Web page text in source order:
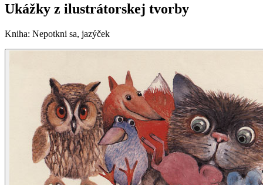
Ukážky z ilustrátorskej tvorby
Kniha: Nepotkni sa, jazýček